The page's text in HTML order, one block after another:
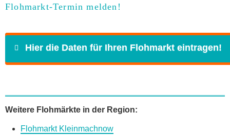
Flohmarkt-Termin melden!
Hier die Daten für Ihren Flohmarkt eintragen!
E-Mail*
Weitere Flohmärkte in der Region:
Flohmarkt Kleinmachnow